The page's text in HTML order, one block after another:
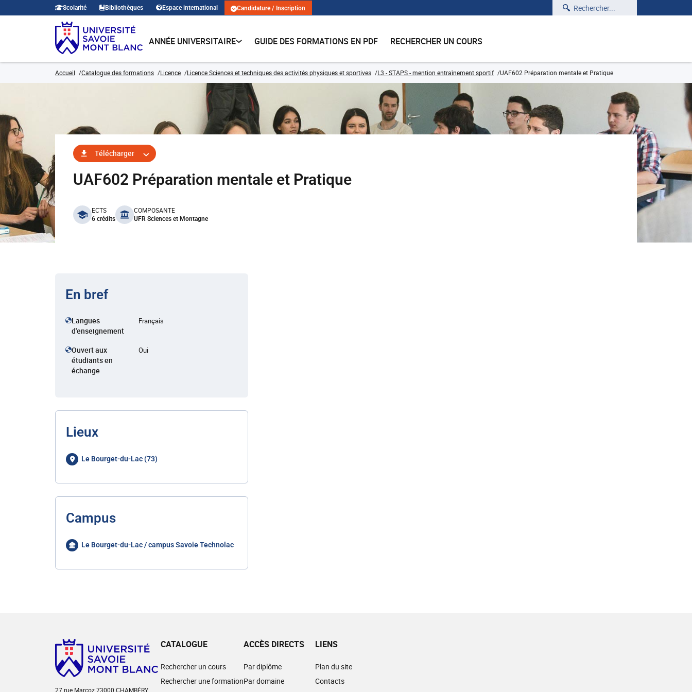
Scolarité Bibliothèques Espace international Candidature / Inscription Rechercher
ANNÉE UNIVERSITAIRE GUIDE DES FORMATIONS EN PDF RECHERCHER UN COURS
Accueil Catalogue des formations Licence Licence Sciences et techniques des activités physiques et sportives L3 - STAPS - mention entraînement sportif UAF602 Préparation mentale et Pratique
Télécharger
UAF602 Préparation mentale et Pratique
benefits
ECTS
6 crédits
COMPOSANTE
UFR Sciences et Montagne
En bref
Langues
d'enseignement
Français
Ouvert aux
étudiants en
échange
Oui
Lieux
Le Bourget-du-Lac (73)
Campus
Le Bourget-du-Lac / campus Savoie Technolac
27 rue Marcoz 73000 CHAMBÉRY
CATALOGUE
Rechercher un cours
Rechercher une formation
ACCÈS DIRECTS
Par diplôme
Par domaine
LIENS
Plan du site
Contacts